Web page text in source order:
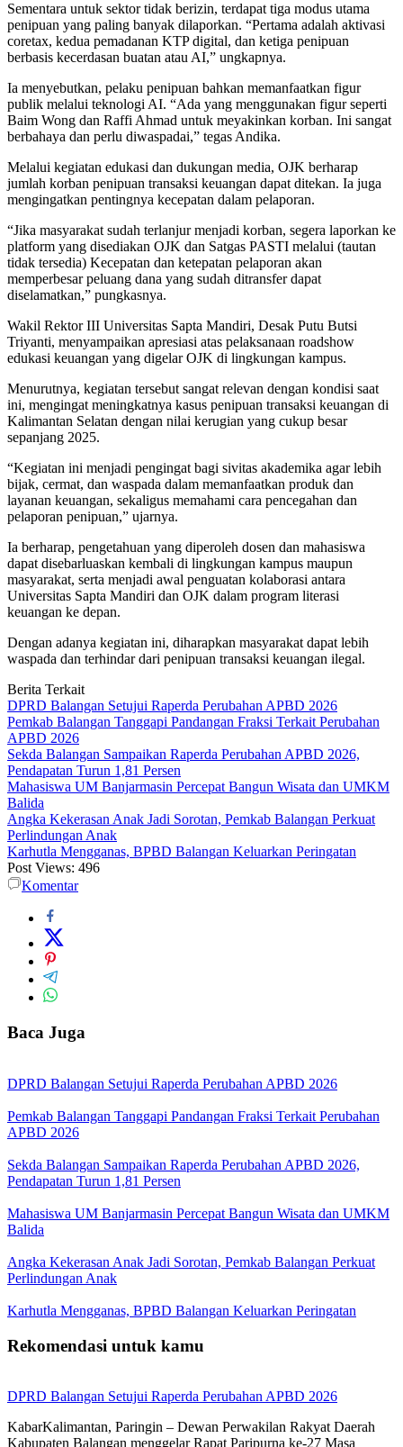
Sementara untuk sektor tidak berizin, terdapat tiga modus utama
penipuan yang paling banyak dilaporkan. “Pertama adalah aktivasi
coretax, kedua pemadanan KTP digital, dan ketiga penipuan
berbasis kecerdasan buatan atau AI,” ungkapnya.
Ia menyebutkan, pelaku penipuan bahkan memanfaatkan figur
publik melalui teknologi AI. “Ada yang menggunakan figur seperti
Baim Wong dan Raffi Ahmad untuk meyakinkan korban. Ini sangat
berbahaya dan perlu diwaspadai,” tegas Andika.
Melalui kegiatan edukasi dan dukungan media, OJK berharap
jumlah korban penipuan transaksi keuangan dapat ditekan. Ia juga
mengingatkan pentingnya kecepatan dalam pelaporan.
“Jika masyarakat sudah terlanjur menjadi korban, segera laporkan ke
platform yang disediakan OJK dan Satgas PASTI melalui (tautan
tidak tersedia) Kecepatan dan ketepatan pelaporan akan
memperbesar peluang dana yang sudah ditransfer dapat
diselamatkan,” pungkasnya.
Wakil Rektor III Universitas Sapta Mandiri, Desak Putu Butsi
Triyanti, menyampaikan apresiasi atas pelaksanaan roadshow
edukasi keuangan yang digelar OJK di lingkungan kampus.
Menurutnya, kegiatan tersebut sangat relevan dengan kondisi saat
ini, mengingat meningkatnya kasus penipuan transaksi keuangan di
Kalimantan Selatan dengan nilai kerugian yang cukup besar
sepanjang 2025.
“Kegiatan ini menjadi pengingat bagi sivitas akademika agar lebih
bijak, cermat, dan waspada dalam memanfaatkan produk dan
layanan keuangan, sekaligus memahami cara pencegahan dan
pelaporan penipuan,” ujarnya.
Ia berharap, pengetahuan yang diperoleh dosen dan mahasiswa
dapat disebarluaskan kembali di lingkungan kampus maupun
masyarakat, serta menjadi awal penguatan kolaborasi antara
Universitas Sapta Mandiri dan OJK dalam program literasi
keuangan ke depan.
Dengan adanya kegiatan ini, diharapkan masyarakat dapat lebih
waspada dan terhindar dari penipuan transaksi keuangan ilegal.
Berita Terkait
DPRD Balangan Setujui Raperda Perubahan APBD 2026
Pemkab Balangan Tanggapi Pandangan Fraksi Terkait Perubahan
APBD 2026
Sekda Balangan Sampaikan Raperda Perubahan APBD 2026,
Pendapatan Turun 1,81 Persen
Mahasiswa UM Banjarmasin Percepat Bangun Wisata dan UMKM
Balida
Angka Kekerasan Anak Jadi Sorotan, Pemkab Balangan Perkuat
Perlindungan Anak
Karhutla Mengganas, BPBD Balangan Keluarkan Peringatan
Post Views: 496
Komentar
Baca Juga
DPRD Balangan Setujui Raperda Perubahan APBD 2026
Pemkab Balangan Tanggapi Pandangan Fraksi Terkait Perubahan
APBD 2026
Sekda Balangan Sampaikan Raperda Perubahan APBD 2026,
Pendapatan Turun 1,81 Persen
Mahasiswa UM Banjarmasin Percepat Bangun Wisata dan UMKM
Balida
Angka Kekerasan Anak Jadi Sorotan, Pemkab Balangan Perkuat
Perlindungan Anak
Karhutla Mengganas, BPBD Balangan Keluarkan Peringatan
Rekomendasi untuk kamu
DPRD Balangan Setujui Raperda Perubahan APBD 2026
KabarKalimantan, Paringin – Dewan Perwakilan Rakyat Daerah
Kabupaten Balangan menggelar Rapat Paripurna ke-27 Masa